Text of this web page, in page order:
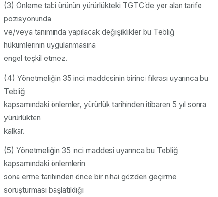
(3) Önleme tabi ürünün yürürlükteki TGTC’de yer alan tarife
pozisyonunda
ve/veya tanımında yapılacak değişiklikler bu Tebliğ
hükümlerinin uygulanmasına
engel teşkil etmez.
(4) Yönetmeliğin 35 inci maddesinin birinci fıkrası uyarınca bu
Tebliğ
kapsamındaki önlemler, yürürlük tarihinden itibaren 5 yıl sonra
yürürlükten
kalkar.
(5) Yönetmeliğin 35 inci maddesi uyarınca bu Tebliğ
kapsamındaki önlemlerin
sona erme tarihinden önce bir nihai gözden geçirme
soruşturması başlatıldığı